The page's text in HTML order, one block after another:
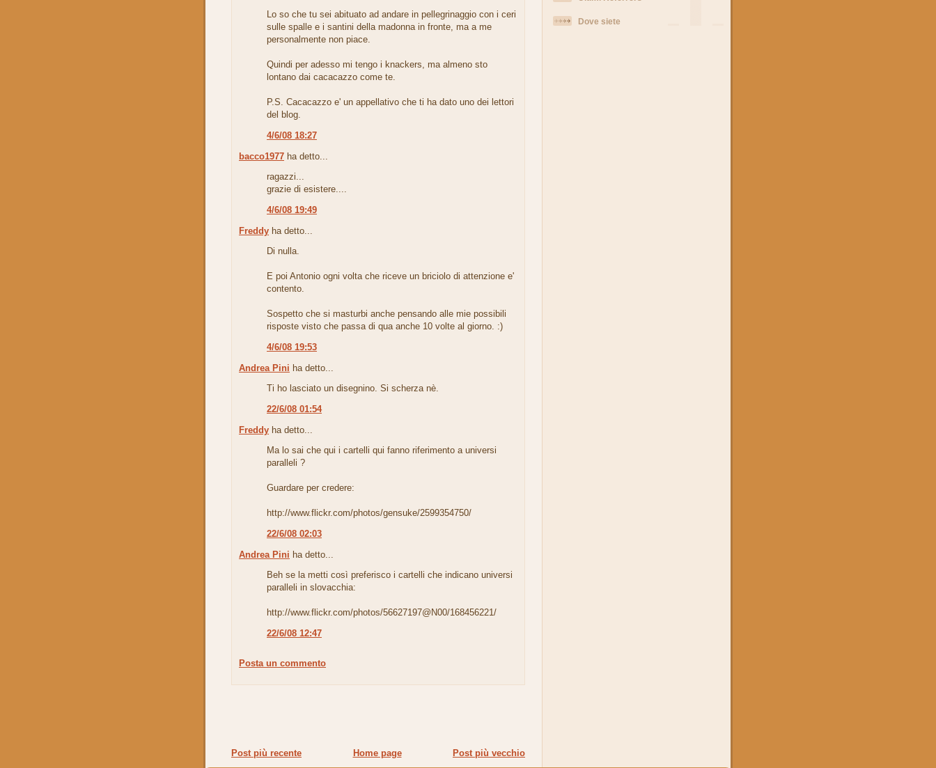
Lo so che tu sei abituato ad andare in pellegrinaggio con i ceri
sulle spalle e i santini della madonna in fronte, ma a me
personalmente non piace.
Quindi per adesso mi tengo i knackers, ma almeno sto
lontano dai cacacazzo come te.
P.S. Cacacazzo e' un appellativo che ti ha dato uno dei lettori
del blog.
4/6/08 18:27
bacco1977 ha detto...
ragazzi...
grazie di esistere....
4/6/08 19:49
Freddy ha detto...
Di nulla.
E poi Antonio ogni volta che riceve un briciolo di attenzione e'
contento.
Sospetto che si masturbi anche pensando alle mie possibili
risposte visto che passa di qua anche 10 volte al giorno. :)
4/6/08 19:53
Andrea Pini ha detto...
Ti ho lasciato un disegnino. Si scherza nè.
22/6/08 01:54
Freddy ha detto...
Ma lo sai che qui i cartelli qui fanno riferimento a universi
paralleli ?
Guardare per credere:
http://www.flickr.com/photos/gensuke/2599354750/
22/6/08 02:03
Andrea Pini ha detto...
Beh se la metti così preferisco i cartelli che indicano universi
paralleli in slovacchia:
http://www.flickr.com/photos/56627197@N00/168456221/
22/6/08 12:47
Posta un commento
Post più recente Post più vecchio
Home page
Dove siete